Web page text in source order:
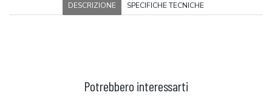
DESCRIZIONE SPECIFICHE TECNICHE
Potrebbero interessarti
AGGIUNGI AL CARRELLO